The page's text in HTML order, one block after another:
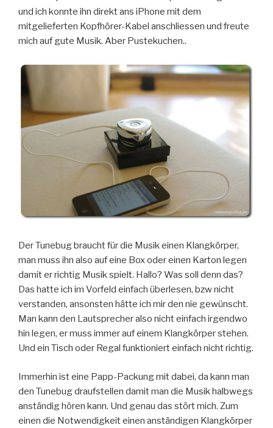
und ich konnte ihn direkt ans iPhone mit dem
mitgelieferten Kopfhörer-Kabel anschliessen und freute
mich auf gute Musik. Aber Pustekuchen..
Der Tunebug braucht für die Musik einen Klangkörper,
man muss ihn also auf eine Box oder einen Karton legen
damit er richtig Musik spielt. Hallo? Was soll denn das?
Das hatte ich im Vorfeld einfach überlesen, bzw nicht
verstanden, ansonsten hätte ich mir den nie gewünscht.
Man kann den Lautsprecher also nicht einfach irgendwo
hin legen, er muss immer auf einem Klangkörper stehen.
Und ein Tisch oder Regal funktioniert einfach nicht richtig.
Immerhin ist eine Papp-Packung mit dabei, da kann man
den Tunebug draufstellen damit man die Musik halbwegs
anständig hören kann. Und genau das stört mich. Zum
einen die Notwendigkeit einen anständigen Klangkörper